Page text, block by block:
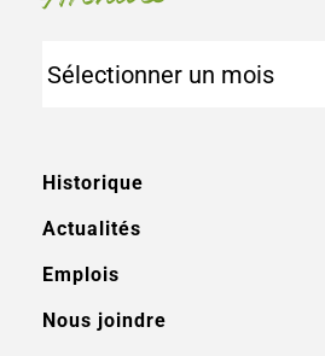
Historique
Actualités
Emplois
Nous joindre